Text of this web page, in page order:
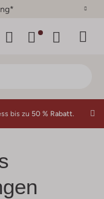
bis zu 50 % Rabatt.